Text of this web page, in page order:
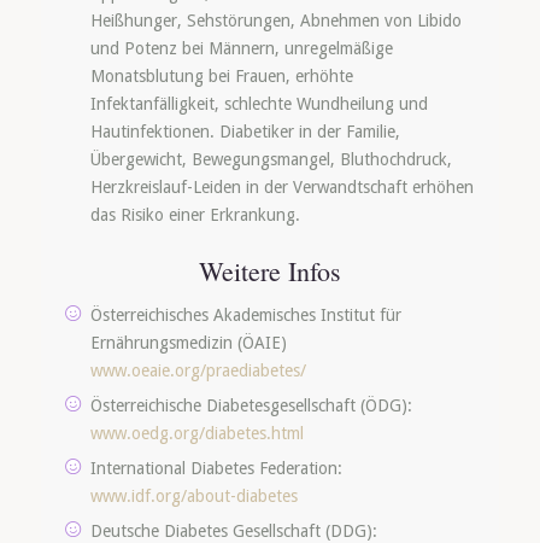
Heißhunger, Sehstörungen, Abnehmen von Libido
und Potenz bei Männern, unregelmäßige
Monatsblutung bei Frauen, erhöhte
Infektanfälligkeit, schlechte Wundheilung und
Hautinfektionen. Diabetiker in der Familie,
Übergewicht, Bewegungsmangel, Bluthochdruck,
Herzkreislauf-Leiden in der Verwandtschaft erhöhen
das Risiko einer Erkrankung.
Weitere Infos
Österreichisches Akademisches Institut für
Ernährungsmedizin (ÖAIE)
www.oeaie.org/praediabetes/
Österreichische Diabetesgesellschaft (ÖDG):
www.oedg.org/diabetes.html
International Diabetes Federation:
www.idf.org/about-diabetes
Deutsche Diabetes Gesellschaft (DDG):